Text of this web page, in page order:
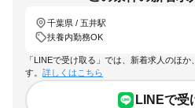
千葉県 / 五井駅
扶養内勤務OK
「LINEで受け取る」では、新着求人のほ
す。 詳しくはこちら
LINEで受